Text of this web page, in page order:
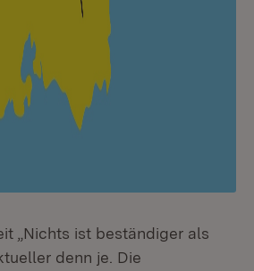
„Nichts ist beständiger als
denn je. Die